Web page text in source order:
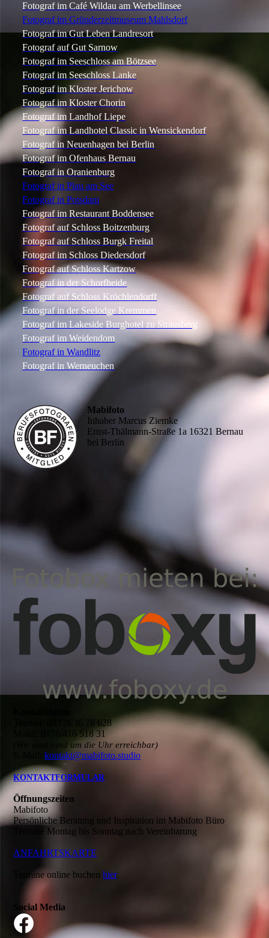
Fotograf im Café Wildau am Werbellinsee
Fotograf im Gründerzeitmuseum Mahlsdorf
Fotograf im Gut Leben Landresort
Fotograf auf Gut Sarnow
Fotograf im Seeschloss am Bötzsee
Fotograf im Seeschloss Lanke
Fotograf im Kloster Jerichow
Fotograf im Kloster Chorin
Fotograf im Landhof Liepe
Fotograf im Landhotel Classic in Wensickendorf
Fotograf in Neuenhagen bei Berlin
Fotograf im Ofenhaus Bernau
Fotograf in Oranienburg
Fotograf in Plau am See
Fotograf in Potsdam
Fotograf im Restaurant Boddensee
Fotograf auf Schloss Boitzenburg
Fotograf auf Schloss Burgk Freital
Fotograf im Schloss Diedersdorf
Fotograf auf Schloss Kartzow
Fotograf in der Schorfheide
Fotograf auf Schloss Kröchlendorff
Fotograf in der Seelodge Kremmen
Fotograf im Lakeside Burghotel zu Strausberg
Fotograf im Weidendom
Fotograf in Wandlitz
Fotograf in Werneuchen
Mabifoto
Inhaber Marcus Ziemke
Ernst-Thälmann-Straße 1a 16321 Bernau
bei Berlin
Telefon: 03338/36 78 628
Mobil: 0176/416 518 31
(Wir sind rund um die Uhr erreichbar)
E-Mail:kontakt@mabifoto.studio
KONTAKTFORMULAR
Öffnungszeiten
Mabifoto
Persönliche Beratung und Inspiration im Mabifoto Büro
Termine Montag bis Sonntag nach Vereinbarung
ANFAHRTSKARTE
Termine online buchenhier.
Social Media